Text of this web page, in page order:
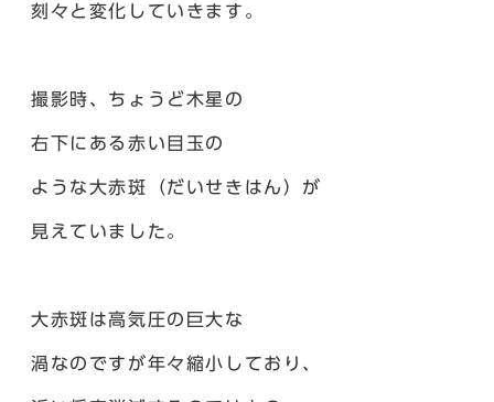
刻々と変化していきます。
撮影時、ちょうど木星の
右下にある赤い目玉の
ような大赤斑（だいせきはん）が
見えていました。
大赤斑は高気圧の巨大な
渦なのですが年々縮小しており、